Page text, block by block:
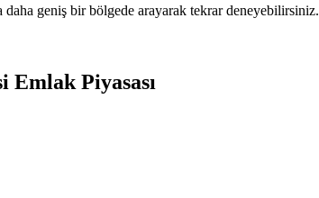
geniş bir bölgede arayarak tekrar deneyebilirsiniz.
Emlak Piyasası